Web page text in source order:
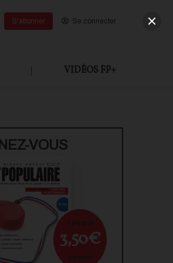
S'abonner Se connecter
| VIDÉOS FP+
VOUS
À partir de
3,50€
par mois